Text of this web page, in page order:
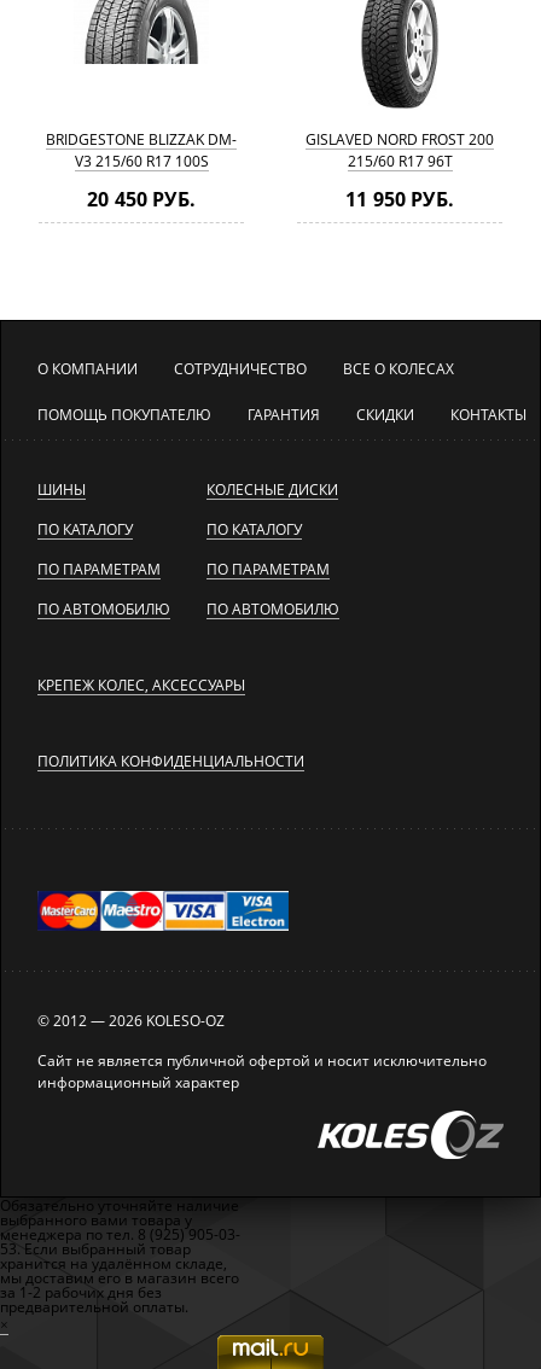
BRIDGESTONE BLIZZAK DM-
V3 215/60 R17 100S
20 450 РУБ.
GISLAVED NORD FROST 200
215/60 R17 96T
11 950 РУБ.
О КОМПАНИИ СОТРУДНИЧЕСТВО ВСЕ О КОЛЕСАХ
ПОМОЩЬ ПОКУПАТЕЛЮ ГАРАНТИЯ СКИДКИ КОНТАКТЫ
ШИНЫ
ПО КАТАЛОГУ
ПО ПАРАМЕТРАМ
ПО АВТОМОБИЛЮ
КОЛЕСНЫЕ ДИСКИ
ПО КАТАЛОГУ
ПО ПАРАМЕТРАМ
ПО АВТОМОБИЛЮ
КРЕПЕЖ КОЛЕС, АКСЕССУАРЫ
ПОЛИТИКА КОНФИДЕНЦИАЛЬНОСТИ
© 2012 — 2026 KOLESO-OZ
Сайт не является публичной офертой и носит исключительно
информационный характер
Обязательно уточняйте наличие
выбранного вами товара у
менеджера по тел. 8 (925) 905-03-
53. Если выбранный товар
хранится на удалённом складе,
мы доставим его в магазин всего
за 1-2 рабочих дня без
предварительной оплаты.
×